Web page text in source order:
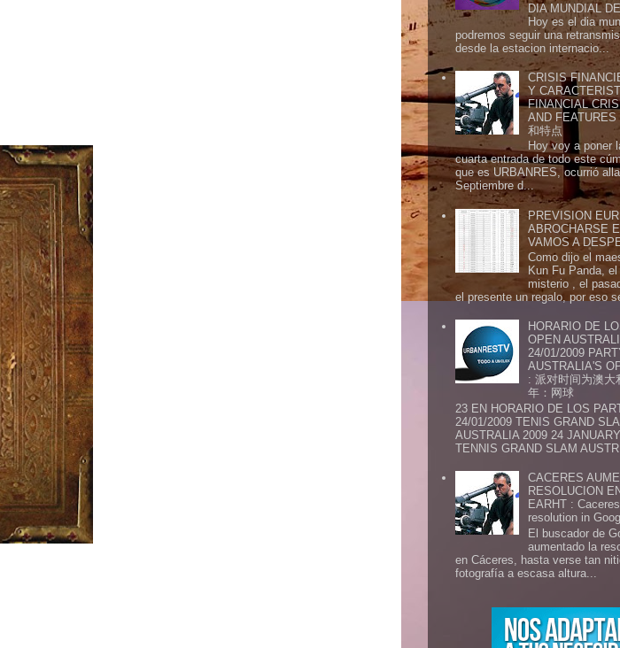
DIA MUNDIAL
Hoy es el dia
podremos seguir una
desde la estacion internacio...
CRISIS
Y
FINANCIAL
AND
和特点
Hoy voy a poner
cuarta entrada de todo este
que es URBANRES, ocurrió
Septiembre d...
PREVISION
ABROCHARSE
VAMOS A
Como dijo el
Kun Fu Panda,
misterio , el
el presente un regalo, por eso
HORARIO DE
OPEN
24/01/2009
AUSTRALIA'S
: 派对时间为澳大
年：网球
23 EN HORARIO DE LOS
24/01/2009 TENIS GRAND
AUSTRALIA 2009 24
TENNIS GRAND SLAM
CACERES
RESOLUCION
EARHT :
resolution in
El buscador de
aumentado la
en Cáceres, hasta verse tan
fotografía a escasa altura...